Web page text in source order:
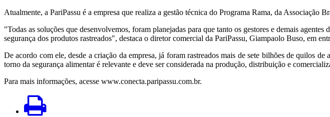
Atualmente, a PariPassu é a empresa que realiza a gestão técnica do Programa Rama, da Associação
"Todas as soluções que desenvolvemos, foram planejadas para que tanto os gestores e demais
segurança dos produtos rastreados", destaca o diretor comercial da PariPassu, Giampaolo Buso, em
De acordo com ele, desde a criação da empresa, já foram rastreados mais de sete bilhões de quilos
torno da segurança alimentar é relevante e deve ser considerada na produção, distribuição e
Para mais informações, acesse www.conecta.paripassu.com.br.